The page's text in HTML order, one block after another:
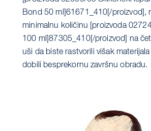
Bond 50 ml]61671_410[/proizvod],
minimalnu količinu [proizvoda
100 ml]87305_410[/proizvod] na
uši da biste rastvorili višak
dobili besprekornu završnu obradu.